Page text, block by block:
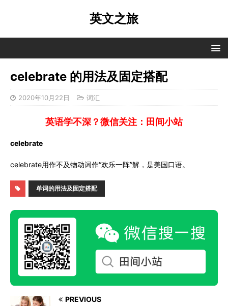
英文之旅
celebrate 的用法及固定搭配
2020年10月22日 词汇
英语学不深？微信关注：田间小站
celebrate
celebrate用作不及物动词作“欢乐一阵”解，是美国口语。
单词的用法及固定搭配
PREVIOUS